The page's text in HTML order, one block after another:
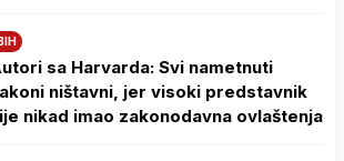
sa Harvarda: Svi nametnuti
ništavni, jer visoki predstavnik
nikad imao zakonodavna ovlaštenja